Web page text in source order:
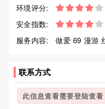
环境评分:
安全指数:
服务内容:
做爱 69 漫游
联系方式
此信息查看需要登陆查